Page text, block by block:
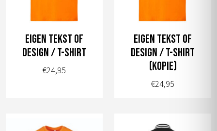
gekozen
worden
op
de
productpagina
gekozen
worden
op
de
productpagina
Eigen tekst of
design / T-shirt
€24,95
Eigen tekst of
design / T-shirt
(kopie)
€24,95